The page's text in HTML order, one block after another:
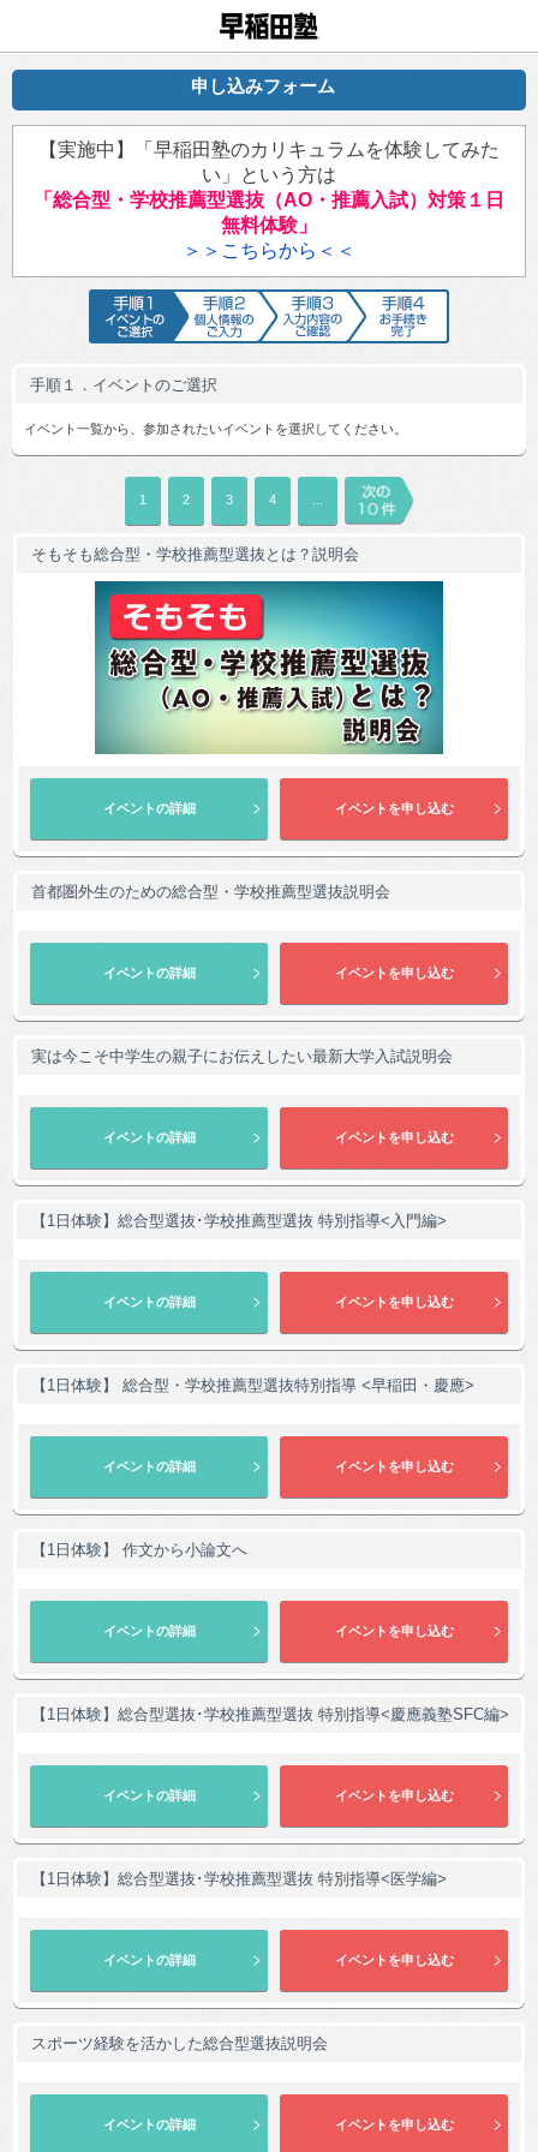
申し込みフォーム
【実施中】「早稲田塾のカリキュラムを体験してみた
い」という方は
「総合型・学校推薦型選抜（AO・推薦入試）対策１日
無料体験」
＞＞こちらから＜＜
手順1 イベントのご選択手順2 個人情報のご入力手順3 入力内容のご確認
手順１．イベントのご選択
イベント一覧から、参加されたいイベントを選択してください。
1 2 3 4
そもそも総合型・学校推薦型選抜とは？説明会
首都圏外生のための総合型・学校推薦型選抜説明会
実は今こそ中学生の親子にお伝えしたい最新大学入試説明会
【1日体験】総合型選抜･学校推薦型選抜 特別指導<入門編>
【1日体験】 総合型・学校推薦型選抜特別指導 <早稲田・慶應>
【1日体験】 作文から小論文へ
【1日体験】総合型選抜･学校推薦型選抜 特別指導<慶應義塾SFC編>
【1日体験】総合型選抜･学校推薦型選抜 特別指導<医学編>
スポーツ経験を活かした総合型選抜説明会